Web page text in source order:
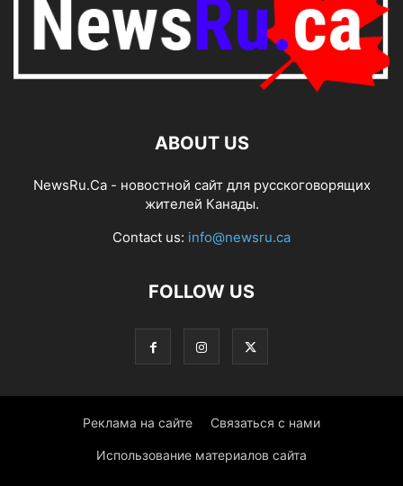
ABOUT US
NewsRu.Ca - новостной сайт для русскоговорящих
жителей Канады.
Contact us: info@newsru.ca
FOLLOW US
Реклама на сайте Связаться с нами
Использование материалов сайта